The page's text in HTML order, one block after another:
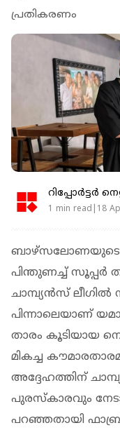
പ്രതികരണം
റിപ്പോർട്ടർ
1 min read|18
ബാഴ്‌സലോണയുടെ
പിന്തുണച്ച് സൂപ്പര്‍
ചാമ്പ്യന്‍സ്
പിന്നാലെയാണ്
താരം കൂടിയായ
മികച്ച
അദ്ദേഹത്തിന്
പുരസ്‌കാരവും
പറഞ്ഞതായി